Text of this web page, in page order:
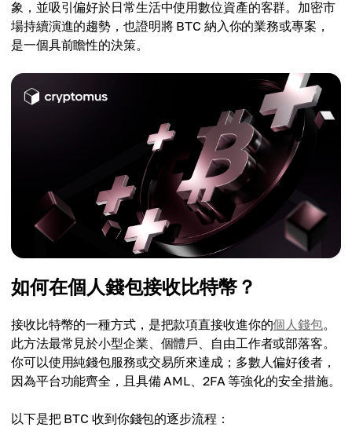
象，並吸引偏好於日常生活中使用數位資產的客群。加密市
場持續演進的趨勢，也證明將 BTC 納入你的業務或專案，
是一個具前瞻性的決策。
如何在個人錢包接收比特幣？
接收比特幣的一種方式，是把款項直接收進你的個人錢包。
此方法最常見於小型企業、個體戶、自由工作者或部落客。
你可以使用純錢包服務或交易所來達成；多數人偏好後者，
因為平台功能齊全，且具備 AML、2FA 等強化的安全措施。
以下是把 BTC 收到你錢包的逐步流程：